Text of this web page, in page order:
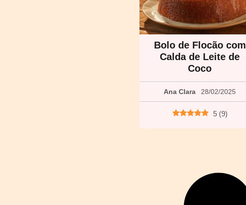
Bolo de Flocão com
Calda de Leite de
Coco
Ana Clara 28/02/2025
5 (9)